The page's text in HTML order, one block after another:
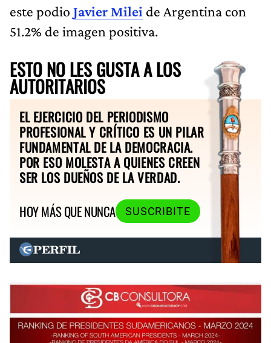
este podio Javier Milei de Argentina con
51.2% de imagen positiva.
ESTO NO LES GUSTA A LOS
AUTORITARIOS
EL EJERCICIO DEL PERIODISMO
PROFESIONAL Y CRÍTICO ES UN PILAR
FUNDAMENTAL DE LA DEMOCRACIA.
POR ESO MOLESTA A QUIENES CREEN
SER LOS DUEÑOS DE LA VERDAD.
HOY MÁS QUE NUNCA
SUSCRIBITE